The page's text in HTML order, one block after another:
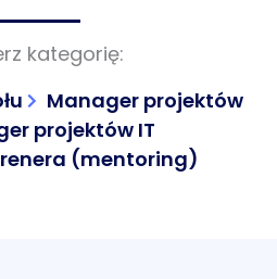
kategorię:
Manager projektów
projektów IT
(mentoring)